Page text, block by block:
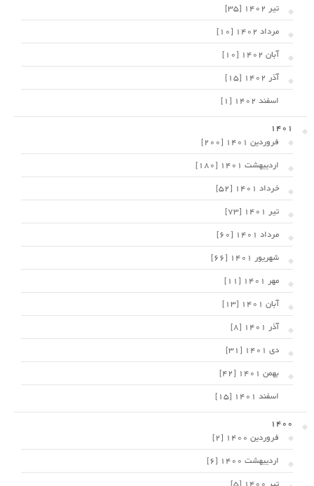
تیر 1402 [35]
مرداد 1402 [10]
آبان 1402 [10]
آذر 1402 [15]
اسفند 1402 [1]
1401
فروردین 1401 [200]
اردیبهشت 1401 [180]
خرداد 1401 [52]
تیر 1401 [73]
مرداد 1401 [60]
شهریور 1401 [66]
مهر 1401 [11]
آبان 1401 [13]
آذر 1401 [8]
دی 1401 [31]
بهمن 1401 [42]
اسفند 1401 [15]
1400
فروردین 1400 [2]
اردیبهشت 1400 [6]